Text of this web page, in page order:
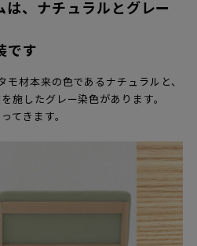
は、ナチュラルとグレー
です
モ材本来の色であるナチュラルと、
施したグレー染色があります。
てきます。